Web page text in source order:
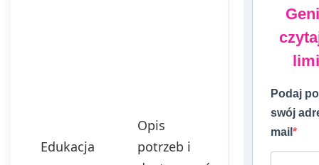
Edukacja
Opis
potrzeb i
Podaj
swój
mail